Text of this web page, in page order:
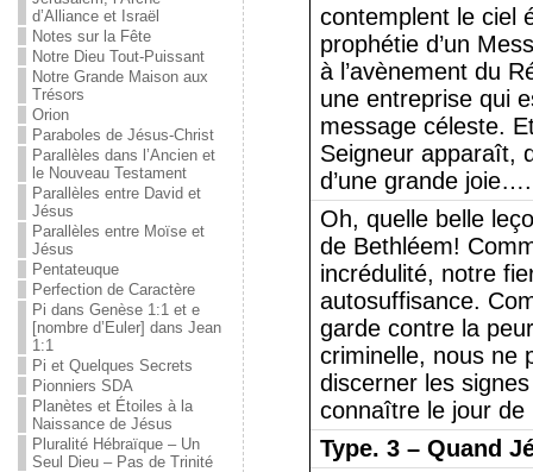
d’Alliance et Israël
Notes sur la Fête
Notre Dieu Tout-Puissant
Notre Grande Maison aux
Trésors
Orion
Paraboles de Jésus-Christ
Parallèles dans l’Ancien et
le Nouveau Testament
Parallèles entre David et
Jésus
Parallèles entre Moïse et
Jésus
Pentateuque
Perfection de Caractère
Pi dans Genèse 1:1 et e
[nombre d’Euler] dans Jean
1:1
Pi et Quelques Secrets
Pionniers SDA
Planètes et Étoiles à la
Naissance de Jésus
Pluralité Hébraïque – Un
Seul Dieu – Pas de Trinité
contemplent le ciel
prophétie d’un
à l’avènement du
une entreprise qui
message céleste.
Seigneur apparaît,
d’une grande
Oh, quelle belle
de Bethléem!
incrédulité, notre
autosuffisance.
garde contre la
criminelle, nous ne
discerner les
connaître le jour
Type. 3 – Quand